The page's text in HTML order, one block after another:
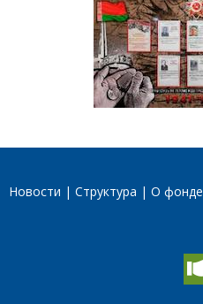
Новости Структура О фонде